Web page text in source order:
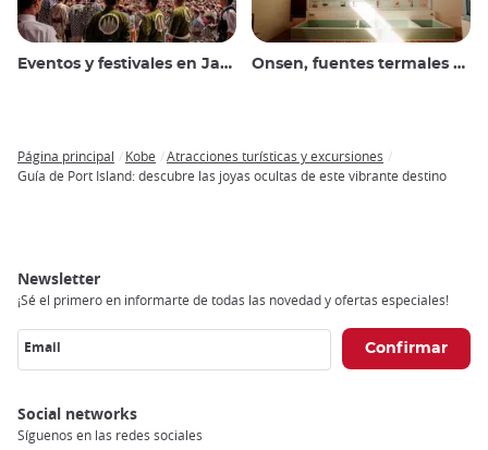
Eventos y festivales en Japón Onsen, fuentes termales y baños públicos
Breadcrumb
Página principal Kobe
Atracciones turísticas y excursiones
Guía de Port Island: descubre las joyas ocultas de este vibrante destino
Newsletter
¡Sé el primero en informarte de todas las novedad y ofertas especiales!
Email
Social networks
Síguenos en las redes sociales